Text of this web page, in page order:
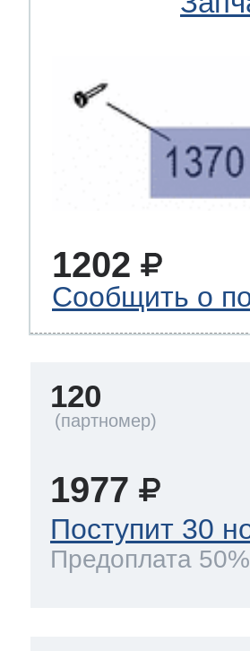
1202
Сообщить о
120
1977
Поступит 30
Предоплата 50%